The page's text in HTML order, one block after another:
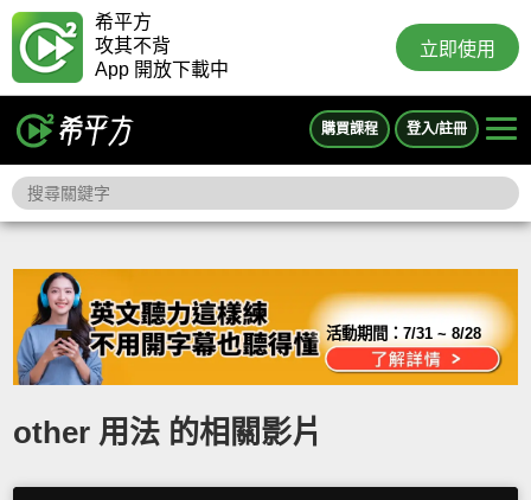
希平方
攻其不背
App 開放下載中
立即使用
購買課程 登入/註冊
活動期間：7/31 ~ 8/28
other 用法 的相關影片